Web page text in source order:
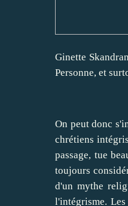
Ginette
Personne, et
On peut donc
chrétiens
passage, tue
toujours
d'un mythe
l'intégrisme.